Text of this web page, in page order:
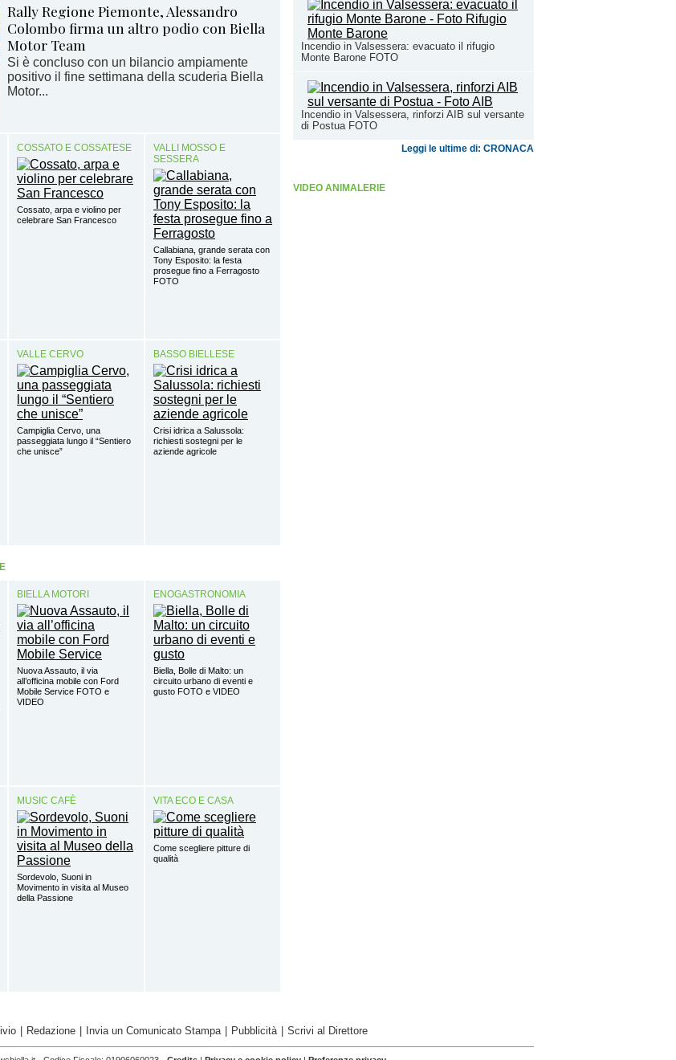
Incendio in Valsessera: evacuato il rifugio
Monte Barone FOTO
Incendio in Valsessera, rinforzi AIB sul versante
di Postua FOTO
Leggi le ultime di: CRONACA
VIDEO ANIMALERIE
Rally Regione Piemonte, Alessandro
Colombo firma un altro podio con Biella
Motor Team
Si è concluso con un bilancio ampiamente
positivo il fine settimana della scuderia Biella
Motor...
COSSATO E COSSATESE
Cossato, arpa e violino per
celebrare San Francesco
VALLI MOSSO E
SESSERA
Callabiana, grande serata con
Tony Esposito: la festa
prosegue fino a Ferragosto
FOTO
VALLE CERVO
Campiglia Cervo, una
passeggiata lungo il “Sentiero
che unisce”
BASSO BIELLESE
Crisi idrica a Salussola:
richiesti sostegni per le
aziende agricole
BIELLA MOTORI
Nuova Assauto, il via
all’officina mobile con Ford
Mobile Service FOTO e
VIDEO
ENOGASTRONOMIA
Biella, Bolle di Malto: un
circuito urbano di eventi e
gusto FOTO e VIDEO
MUSIC CAFÈ
Sordevolo, Suoni in
Movimento in visita al Museo
della Passione
VITA ECO E CASA
Come scegliere pitture di
qualità
Redazione Invia un Comunicato Stampa Pubblicità Scrivi al Direttore